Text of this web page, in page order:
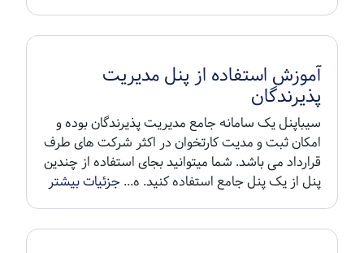
آموزش استفاده از پنل مدیریت
پذیرندگان
سیباپنل یک سامانه جامع مدیریت پذیرندگان بوده و
امکان ثبت و مدیت کارتخوان در اکثر شرکت های طرف
قرارداد می باشد. شما میتوانید بجای استفاده از چندین
پنل از یک پنل جامع استفاده کنید. ه...جزئیات بیشتر